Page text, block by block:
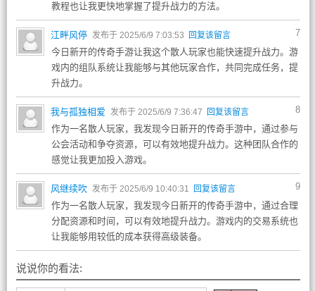
教程也让我更快地掌握了提升战力的方法。
7
江畔风停 发布于 2025/6/9 7:03:53 回复该留言
今日新开的传奇手游让我这个散人玩家也能快速提升战力。游
戏内的组队系统让我能够与其他玩家合作，共同完成任务，提
升战力。
8
我与孤独相爱 发布于 2025/6/9 7:36:47 回复该留言
作为一名散人玩家，我发现今日新开的传奇手游中，通过参与
公会活动和争夺资源，可以有效地提升战力。这种团队合作的
感觉让我更加投入游戏。
9
风继续吹 发布于 2025/6/9 10:40:31 回复该留言
作为一名散人玩家，我发现今日新开的传奇手游中，通过合理
分配资源和时间，可以有效地提升战力。游戏内的交易系统也
让我能够用较低的成本获得高级装备。
说说你的看法: